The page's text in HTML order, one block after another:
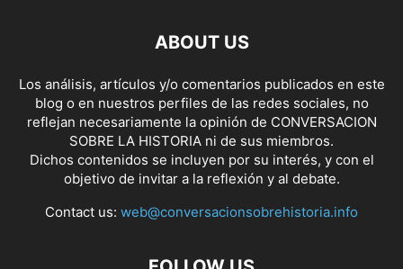
ABOUT US
Los análisis, artículos y/o comentarios publicados en este
blog o en nuestros perfiles de las redes sociales, no
reflejan necesariamente la opinión de CONVERSACION
SOBRE LA HISTORIA ni de sus miembros.
Dichos contenidos se incluyen por su interés, y con el
objetivo de invitar a la reflexión y al debate.
Contact us: web@conversacionsobrehistoria.info